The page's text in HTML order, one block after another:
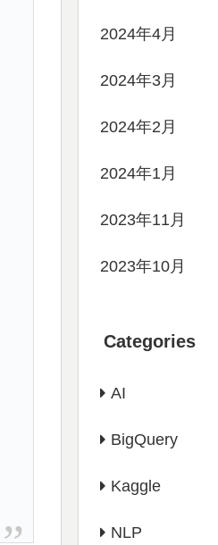
2024年4月
2024年3月
2024年2月
2024年1月
2023年11月
2023年10月
Categories
AI
BigQuery
Kaggle
NLP